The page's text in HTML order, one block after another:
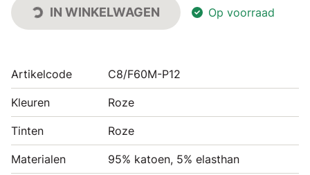
IN WINKELWAGEN Op voorraad
Artikelcode C8/F60M-P12
Kleuren Roze
Tinten Roze
Materialen 95% katoen, 5% elasthan